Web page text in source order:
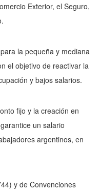
Exterior, el Seguro,
la pequeña y mediana
el objetivo de reactivar la
y bajos salarios.
fijo y la creación en
un salario
argentinos, en
y de Convenciones